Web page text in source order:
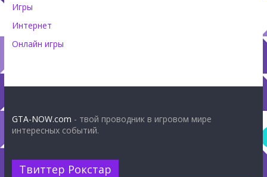
Игры
Интернет
Онлайн игры
GTA-NOW.com - твой проводник в игровом мире
интересных событий.
Твиттер Рокстар